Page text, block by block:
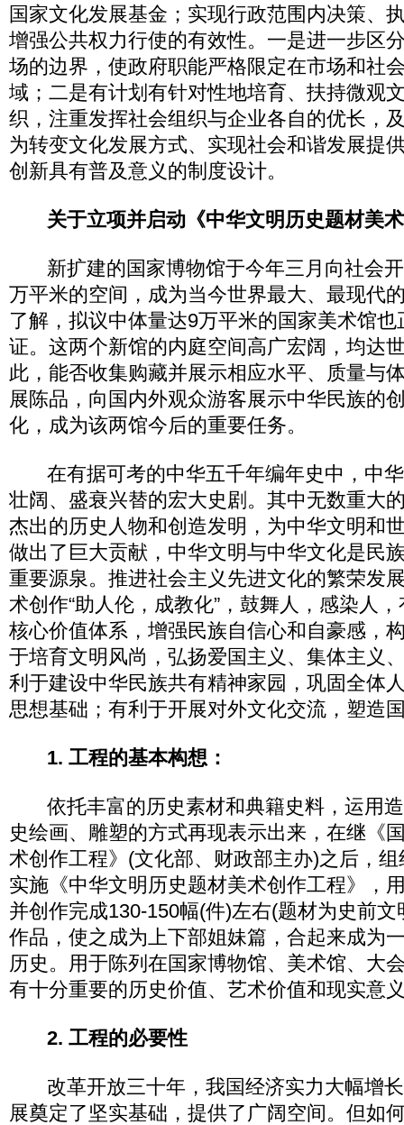
国家文化发展基金；实现行政范围内决策、
增强公共权力行使的有效性。一是进一步区
场的边界，使政府职能严格限定在市场和社
域；二是有计划有针对性地培育、扶持微观
织，注重发挥社会组织与企业各自的优长，
为转变文化发展方式、实现社会和谐发展提
创新具有普及意义的制度设计。
关于立项并启动《中华文明历史题材美
新扩建的国家博物馆于今年三月向社会开
万平米的空间，成为当今世界最大、最现代
了解，拟议中体量达9万平米的国家美术馆
证。这两个新馆的内庭空间高广宏阔，均达
此，能否收集购藏并展示相应水平、质量与
展陈品，向国内外观众游客展示中华民族的
化，成为该两馆今后的重要任务。
在有据可考的中华五千年编年史中，中华
壮阔、盛衰兴替的宏大史剧。其中无数重大
杰出的历史人物和创造发明，为中华文明和
做出了巨大贡献，中华文明与中华文化是民
重要源泉。推进社会主义先进文化的繁荣发
术创作“助人伦，成教化”，鼓舞人，感染人
核心价值体系，增强民族自信心和自豪感，
于培育文明风尚，弘扬爱国主义、集体主义
利于建设中华民族共有精神家园，巩固全体
思想基础；有利于开展对外文化交流，塑造
1. 工程的基本构想：
依托丰富的历史素材和典籍史料，运用造
史绘画、雕塑的方式再现表示出来，在继《
术创作工程》(文化部、财政部主办)之后，
实施《中华文明历史题材美术创作工程》，
并创作完成130-150幅(件)左右(题材为史前
作品，使之成为上下部姐妹篇，合起来成为
历史。用于陈列在国家博物馆、美术馆、大
有十分重要的历史价值、艺术价值和现实意
2. 工程的必要性
改革开放三十年，我国经济实力大幅增长
展奠定了坚实基础，提供了广阔空间。但如